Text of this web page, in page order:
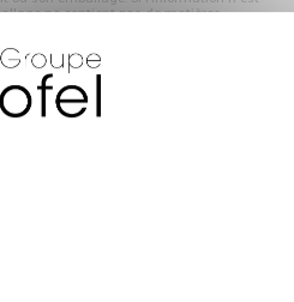
ne contient pas de matières
recyclable » : la matière recyclée
mis en œuvre représente plus de 50
recyclable » : la matière recyclée
produit :
à ECOMAISON et CITEO (Eco